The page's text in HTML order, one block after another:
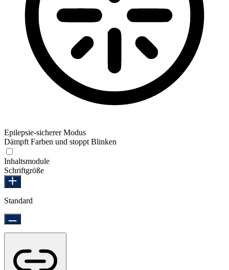
Epilepsie-sicherer Modus
Dämpft Farben und stoppt Blinken
Inhaltsmodule
Schriftgröße
Standard